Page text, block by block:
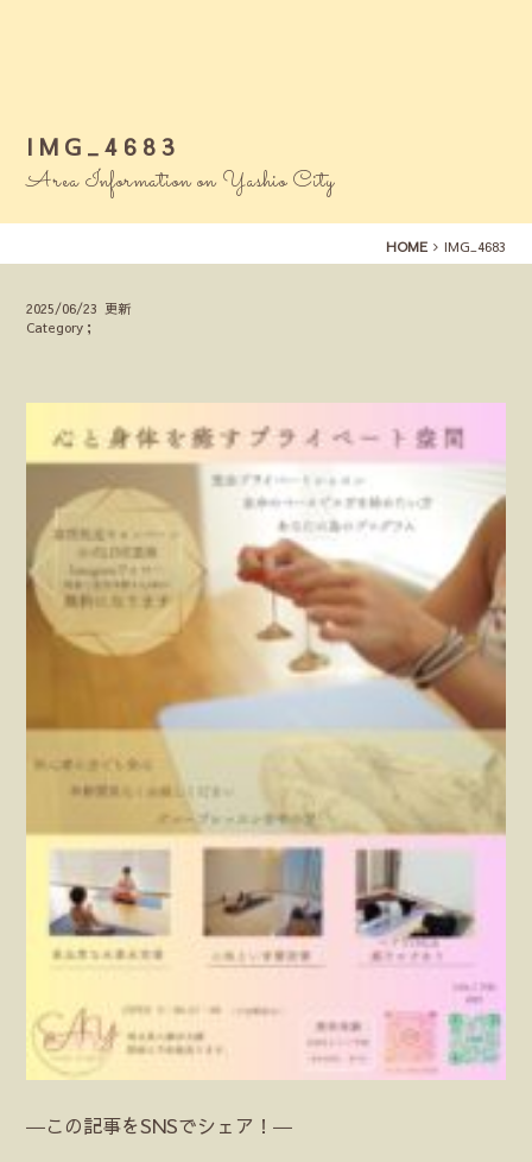
IMG_4683
Area Information on Yashio City
HOME IMG_4683
2025/06/23 更新
Category；
―この記事をSNSでシェア！―